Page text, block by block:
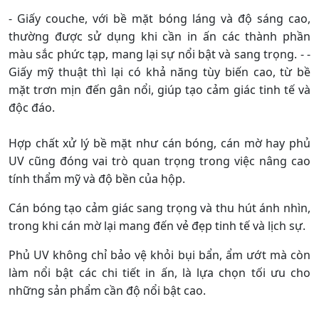
- Giấy couche, với bề mặt bóng láng và độ sáng cao,
thường được sử dụng khi cần in ấn các thành phần
màu sắc phức tạp, mang lại sự nổi bật và sang trọng. - -
Giấy mỹ thuật thì lại có khả năng tùy biến cao, từ bề
mặt trơn mịn đến gân nổi, giúp tạo cảm giác tinh tế và
độc đáo.
Hợp chất xử lý bề mặt như cán bóng, cán mờ hay phủ
UV cũng đóng vai trò quan trọng trong việc nâng cao
tính thẩm mỹ và độ bền của hộp.
Cán bóng tạo cảm giác sang trọng và thu hút ánh nhìn,
trong khi cán mờ lại mang đến vẻ đẹp tinh tế và lịch sự.
Phủ UV không chỉ bảo vệ khỏi bụi bẩn, ẩm ướt mà còn
làm nổi bật các chi tiết in ấn, là lựa chọn tối ưu cho
những sản phẩm cần độ nổi bật cao.